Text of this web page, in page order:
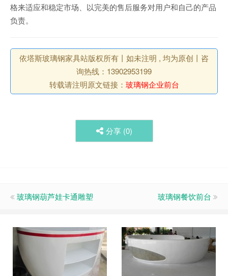
格来适应和稳定市场、以完美的售后服务对用户和自己的产品
负责。
依塔斯玻璃钢家具站版权所有丨如未注明 , 均为原创丨咨
询热线：13902953199
转载请注明原文链接： 玻璃钢企业前台
分享 (0)
玻璃钢葫芦娃卡通雕塑 玻璃钢餐饮前台